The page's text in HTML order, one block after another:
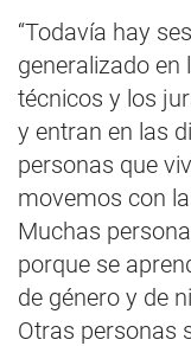
“Todavía hay
generalizado en
técnicos y los
y entran en las
personas que
movemos con
Muchas
porque se
de género y de
Otras personas